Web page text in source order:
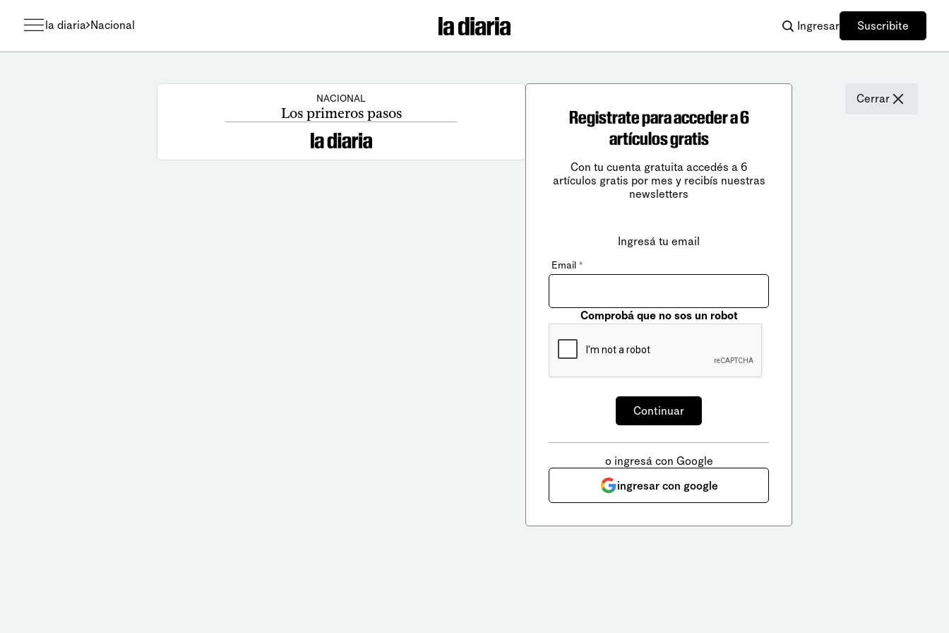
la diaria Nacional Ingresar Suscribite
NACIONAL
Los primeros pasos
Cerrar
Registrate para acceder a 6
artículos gratis
Con tu cuenta gratuita accedés a 6
artículos gratis por mes y recibís nuestras
newsletters
Ingresá tu email
Email *
Comprobá que no sos un robot
o ingresá con Google
ingresar con google